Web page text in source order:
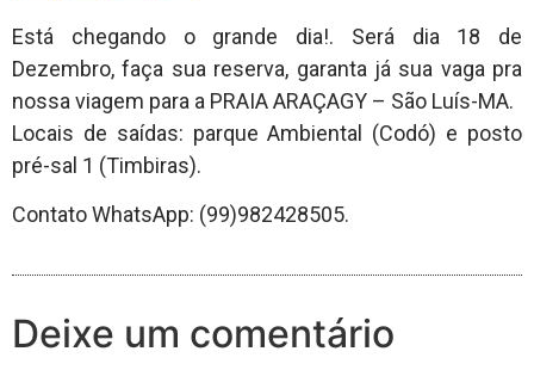
Está chegando o grande dia!. Será dia 18 de
Dezembro, faça sua reserva, garanta já sua vaga pra
nossa viagem para a PRAIA ARAÇAGY – São Luís-MA.
Locais de saídas: parque Ambiental (Codó) e posto
pré-sal 1 (Timbiras).
Contato WhatsApp: (99)982428505.
Deixe um comentário